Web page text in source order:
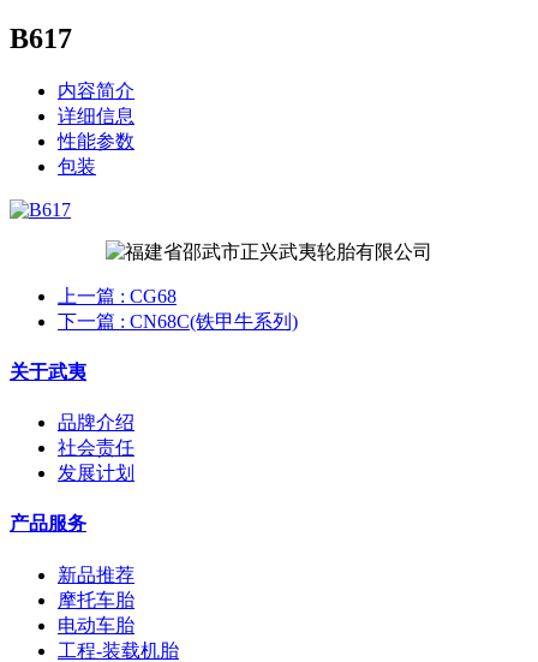
B617
内容简介
详细信息
性能参数
包装
上一篇 : CG68
下一篇 : CN68C(铁甲牛系列)
关于武夷
品牌介绍
社会责任
发展计划
产品服务
新品推荐
摩托车胎
电动车胎
工程-装载机胎